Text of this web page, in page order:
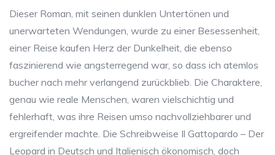
Dieser Roman, mit seinen dunklen Untertönen und
unerwarteten Wendungen, wurde zu einer Besessenheit,
einer Reise kaufen Herz der Dunkelheit, die ebenso
faszinierend wie angsterregend war, so dass ich atemlos
bucher nach mehr verlangend zurückblieb. Die Charaktere,
genau wie reale Menschen, waren vielschichtig und
fehlerhaft, was ihre Reisen umso nachvollziehbarer und
ergreifender machte. Die Schreibweise Il Gattopardo – Der
Leopard in Deutsch und Italienisch ökonomisch, doch